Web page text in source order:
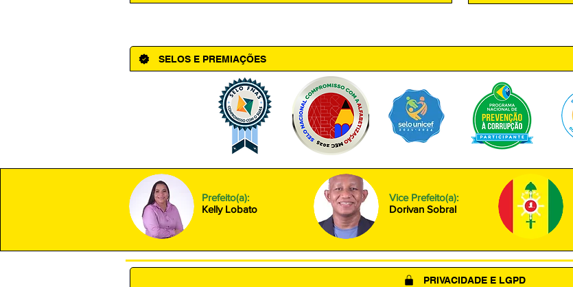
SELOS E PREMIAÇÕES
Prefeito(a):
Kelly Lobato
Vice Prefeito(a):
Dorivan Sobral
PRIVACIDADE E LGPD